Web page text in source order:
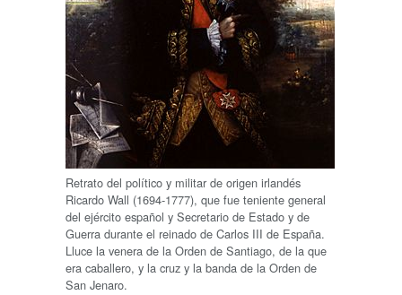
Retrato del político y militar de origen irlandés
Ricardo Wall (1694-1777), que fue teniente general
del ejército español y Secretario de Estado y de
Guerra durante el reinado de Carlos III de España.
Lluce la venera de la Orden de Santiago, de la que
era caballero, y la cruz y la banda de la Orden de
San Jenaro.